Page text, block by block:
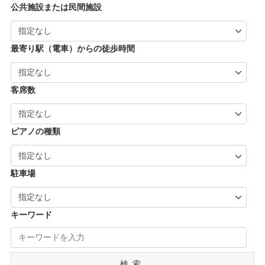
河内長野市 (3)
| … 加古川市・川西市 (4)
市・京丹後市 (6)
| … 福知山市・城陽市・京田辺市・木津川市 (9)
| … 長岡京市・亀岡市・舞鶴市 (4)
| … 奈良市・橿原市・生駒市・生駒郡 (21)
| … 葛城市・平群町・王寺町・大和高田市 (6)
| … 御所市・五條市・宇陀市 (3)
公共施設または民間施設
最寄り駅（電車）からの徒歩時間
客席数
ピアノの種類
駐車場
キーワード